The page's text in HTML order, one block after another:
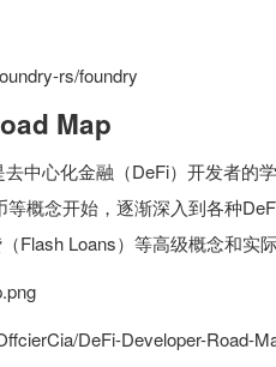
rs/foundry
Map
去中心化金融（DeFi）开发者的
概念开始，逐渐深入到各种
（Flash Loans）等高级概念和实
DeFi-Developer-Road-